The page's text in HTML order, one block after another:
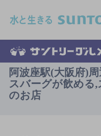
阿波座駅(大阪府)
スバーグが飲める
のお店